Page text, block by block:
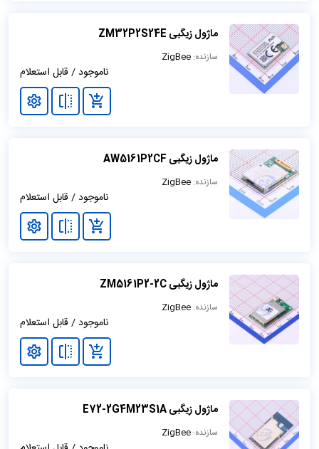
ماژول زیگبی ZM32P2S24E
سازنده: ZigBee
ناموجود / قابل استعلام
ماژول زیگبی AW5161P2CF
سازنده: ZigBee
ناموجود / قابل استعلام
ماژول زیگبی ZM5161P2-2C
سازنده: ZigBee
ناموجود / قابل استعلام
ماژول زیگبی E72-2G4M23S1A
سازنده: ZigBee